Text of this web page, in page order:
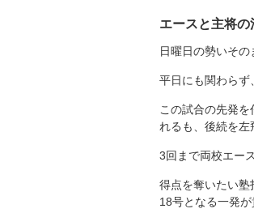
エースと主将
日曜日の勢いそ
平日にも関わらず
この試合の先発
れるも、後続を左
3回まで両校エー
得点を奪いたい
18号となる一発が